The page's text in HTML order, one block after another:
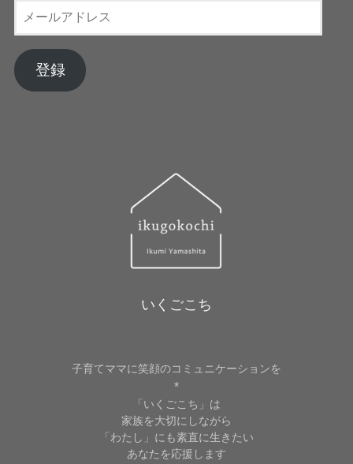
ー
ア
ド
登録
いくごこち
子育てママに笑顔のコミュニケーションを
*
「いくごこち」は
家族を大切にしながら
「わたし」にも素直に生きたい
あなたを応援します